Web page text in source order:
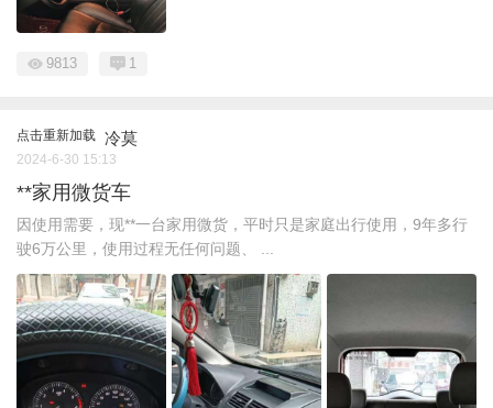
9813 1
点击重新加载 冷莫
2024-6-30 15:13
**家用微货车
因使用需要，现**一台家用微货，平时只是家庭出行使用，9年多行
驶6万公里，使用过程无任何问题、 ...